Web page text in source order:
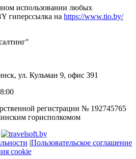
использовании любых
гиперссылка на https://www.tio.by/
ул. Кульман 9, офис 391
регистрации № 192745765
горисполкомом
|Пользовательское соглашение
cookie